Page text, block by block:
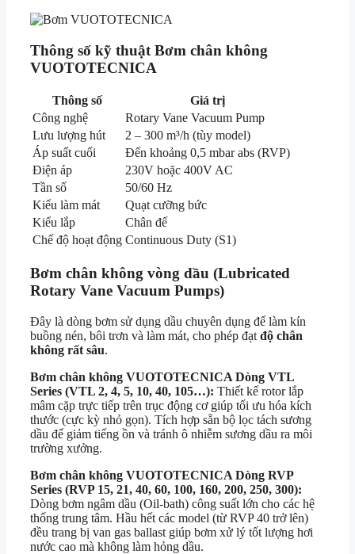
Thông số kỹ thuật Bơm chân không
VUOTOTECNICA
Thông số
Giá trị
Công nghệ
Rotary Vane Vacuum Pump
Lưu lượng hút
2 – 300 m³/h (tùy model)
Áp suất cuối
Đến khoảng 0,5 mbar abs (RVP)
Điện áp
230V hoặc 400V AC
Tần số
50/60 Hz
Kiểu làm mát
Quạt cưỡng bức
Kiểu lắp
Chân đế
Chế độ hoạt động Continuous Duty (S1)
Bơm chân không vòng dầu (Lubricated
Rotary Vane Vacuum Pumps)
Đây là dòng bơm sử dụng dầu chuyên dụng để làm kín
buồng nén, bôi trơn và làm mát, cho phép đạt độ chân
không rất sâu.
Bơm chân không VUOTOTECNICA Dòng VTL
Series (VTL 2, 4, 5, 10, 40, 105…): Thiết kế rotor lắp
mâm cặp trực tiếp trên trục động cơ giúp tối ưu hóa kích
thước (cực kỳ nhỏ gọn). Tích hợp sẵn bộ lọc tách sương
dầu để giảm tiếng ồn và tránh ô nhiễm sương dầu ra môi
trường xưởng.
Bơm chân không VUOTOTECNICA Dòng RVP
Series (RVP 15, 21, 40, 60, 100, 160, 200, 250, 300):
Dòng bơm ngâm dầu (Oil-bath) công suất lớn cho các hệ
thống trung tâm. Hầu hết các model (từ RVP 40 trở lên)
đều trang bị van gas ballast giúp bơm xử lý tốt lượng hơi
nước cao mà không làm hỏng dầu.